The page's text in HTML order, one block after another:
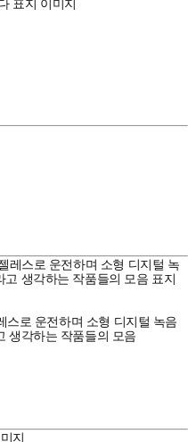
스로 운전하며 소형 디지털 녹음
생각하는 작품들의 모음